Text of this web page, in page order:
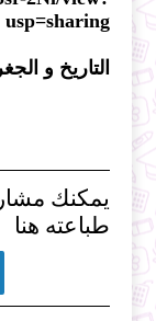
usp=sharing
التاريخ و
يمكنك
طباعته هنا